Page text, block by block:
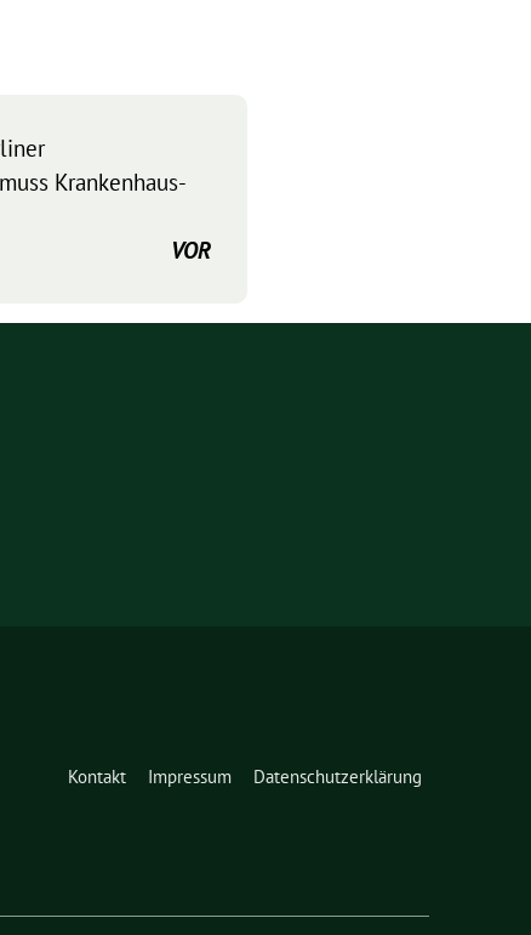
Krankenhaus-
VOR
Kontakt Impressum Datenschutzerklärung